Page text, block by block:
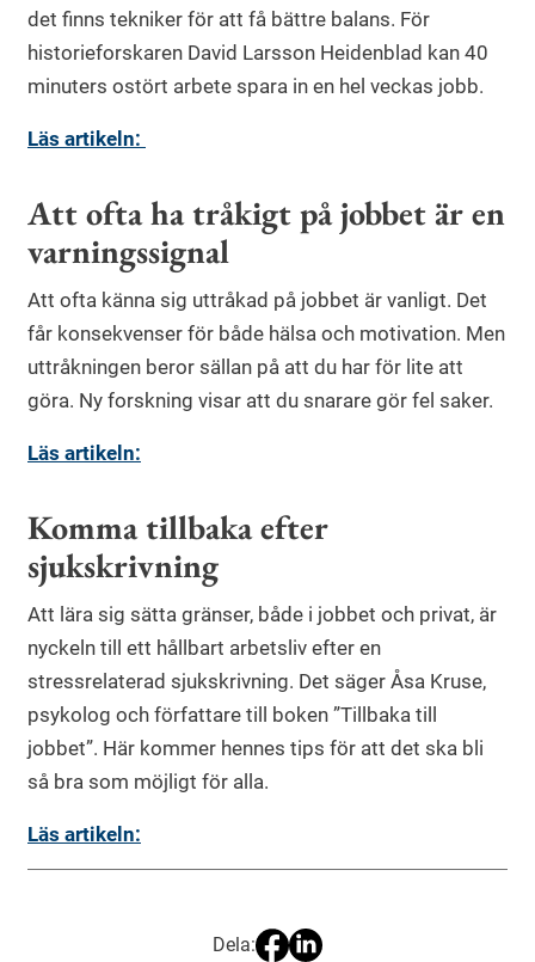
det finns tekniker för att få bättre balans. För
historieforskaren David Larsson Heidenblad kan 40
minuters ostört arbete spara in en hel veckas jobb.
Läs artikeln:
Att ofta ha tråkigt på jobbet är en
varningssignal
Att ofta känna sig uttråkad på jobbet är vanligt. Det
får konsekvenser för både hälsa och motivation. Men
uttråkningen beror sällan på att du har för lite att
göra. Ny forskning visar att du snarare gör fel saker.
Läs artikeln:
Komma tillbaka efter
sjukskrivning
Att lära sig sätta gränser, både i jobbet och privat, är
nyckeln till ett hållbart arbetsliv efter en
stressrelaterad sjukskrivning. Det säger Åsa Kruse,
psykolog och författare till boken ”Tillbaka till
jobbet”. Här kommer hennes tips för att det ska bli
så bra som möjligt för alla.
Läs artikeln:
Dela: